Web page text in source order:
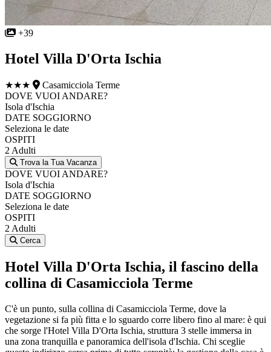
+39
Hotel Villa D'Orta Ischia
★★★
Casamicciola Terme
DOVE VUOI ANDARE?
Isola d'Ischia
DATE SOGGIORNO
Seleziona le date
OSPITI
2 Adulti
Trova la Tua Vacanza
DOVE VUOI ANDARE?
Isola d'Ischia
DATE SOGGIORNO
Seleziona le date
OSPITI
2 Adulti
Cerca
Hotel Villa D'Orta Ischia, il fascino della
collina di Casamicciola Terme
C'è un punto, sulla collina di Casamicciola Terme, dove la
vegetazione si fa più fitta e lo sguardo corre libero fino al mare: è qui
che sorge l'Hotel Villa D'Orta Ischia, struttura 3 stelle immersa in
una zona tranquilla e panoramica dell'isola d'Ischia. Chi sceglie